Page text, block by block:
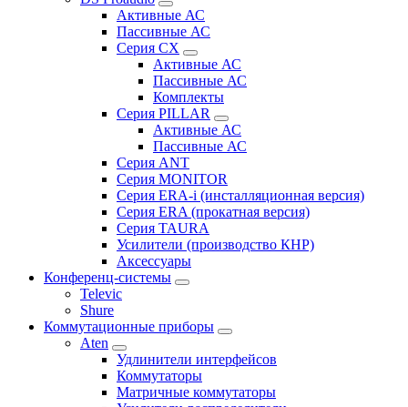
Активные АС
Пассивные АС
Серия CX
Активные АС
Пассивные АС
Комплекты
Серия PILLAR
Активные АС
Пассивные АС
Серия ANT
Серия MONITOR
Серия ERA-i (инсталляционная версия)
Серия ERA (прокатная версия)
Серия TAURA
Усилители (производство КНР)
Аксессуары
Конференц-системы
Televic
Shure
Коммутационные приборы
Aten
Удлинители интерфейсов
Коммутаторы
Матричные коммутаторы